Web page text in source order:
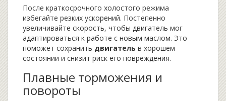
После краткосрочного холостого режима
избегайте резких ускорений. Постепенно
увеличивайте скорость, чтобы двигатель мог
адаптироваться к работе с новым маслом. Это
поможет сохранить двигатель в хорошем
состоянии и снизит риск его повреждения.
Плавные торможения и
повороты